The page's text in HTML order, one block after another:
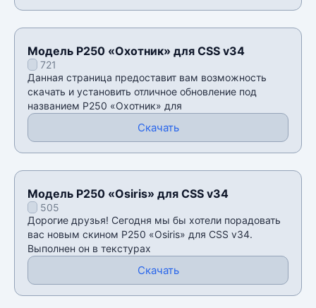
Модель P250 «Охотник» для CSS v34
721
Данная страница предоставит вам возможность
скачать и установить отличное обновление под
названием P250 «Охотник» для
Скачать
Модель P250 «Osiris» для CSS v34
505
Дорогие друзья! Сегодня мы бы хотели порадовать
вас новым скином P250 «Osiris» для CSS v34.
Выполнен он в текстурах
Скачать